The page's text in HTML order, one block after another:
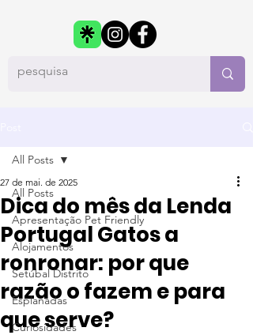
All Posts
Apresentação Pet Friendly
Alojamentos
Setúbal Distrito
Esplanadas
Curiosidades
All Posts
Dica do mês da Lenda
Portugal Gatos a
ronronar: por que
razão o fazem e para
que serve?
27 de mai. de 2025